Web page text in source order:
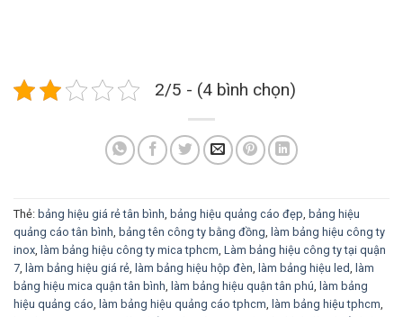
2/5 - (4 bình chọn)
Thẻ: bảng hiệu giá rẻ tân bình bảng hiệu quảng cáo đẹp bảng hiệu
quảng cáo tân bình bảng tên công ty bằng đồng
làm bảng hiệu công ty
inox
làm bảng hiệu công ty mica tphcm Làm bảng hiệu công ty tại quận
7
làm bảng hiệu giá rẻ làm bảng hiệu hộp đèn làm bảng hiệu led
làm
bảng hiệu mica quận tân bình
làm bảng hiệu quận tân phú
làm bảng
hiệu quảng cáo
làm bảng hiệu quảng cáo tphcm làm bảng hiệu tphcm